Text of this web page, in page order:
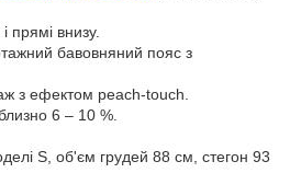
прямі внизу.
бавовняний пояс з
з ефектом peach-touch.
6 – 10 %.
S, об'єм грудей 88 см, стегон 93